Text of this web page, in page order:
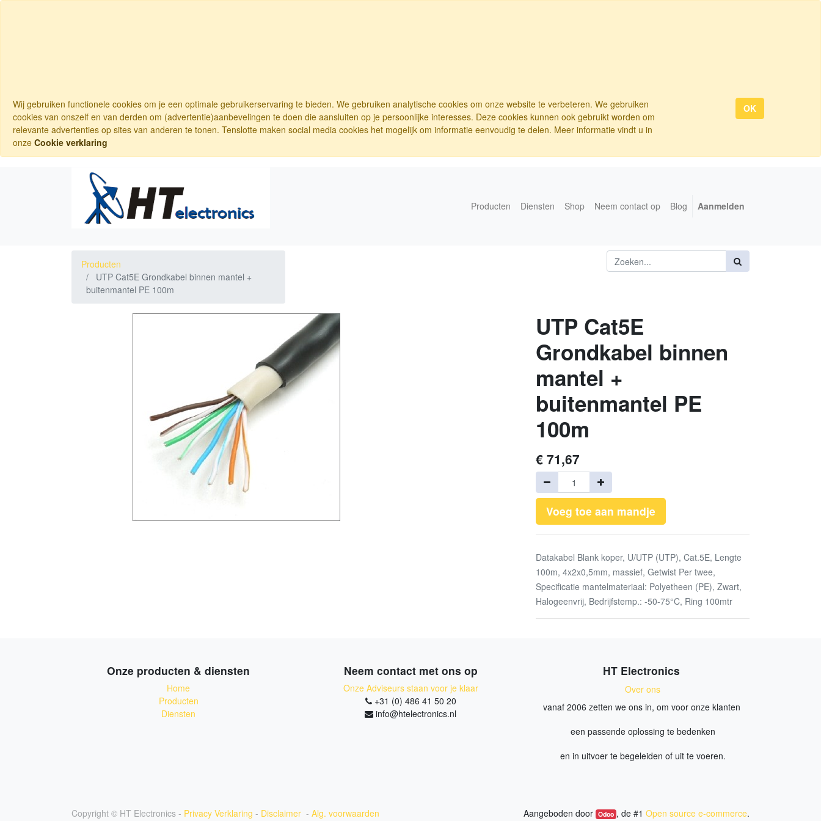
Wij gebruiken functionele cookies om je een optimale gebruikerservaring te bieden. We gebruiken analytische cookies om onze website te verbeteren. We gebruiken
cookies van onszelf en van derden om (advertentie)aanbevelingen te doen die aansluiten op je persoonlijke interesses. Deze cookies kunnen ook gebruikt worden om
relevante advertenties op sites van anderen te tonen. Tenslotte maken social media cookies het mogelijk om informatie eenvoudig te delen. Meer informatie vindt u in
onze Cookie verklaring
OK
Producten Diensten Shop Neem contact op Blog Aanmelden
Producten
UTP Cat5E Grondkabel binnen mantel +
buitenmantel PE 100m
UTP Cat5E
Grondkabel binnen
mantel +
buitenmantel PE
100m
€ 71,67
Voeg toe aan mandje
Datakabel Blank koper, U/UTP (UTP), Cat.5E, Lengte
100m, 4x2x0,5mm, massief, Getwist Per twee,
Specificatie mantelmateriaal: Polyetheen (PE), Zwart,
Halogeenvrij, Bedrijfstemp.: -50-75°C, Ring 100mtr
Onze producten & diensten
Home
Producten
Diensten
Neem contact met ons op
Onze Adviseurs staan voor je klaar
+31 (0) 486 41 50 20
info@htelectronics.nl
HT Electronics
Over ons
vanaf 2006 zetten we ons in, om voor onze klanten
een passende oplossing te bedenken
en in uitvoer te begeleiden of uit te voeren.
Copyright © HT Electronics - Privacy Verklaring - Disclaimer - Alg. voorwaarden Aangeboden door Odoo , de #1 Open source e-commerce.